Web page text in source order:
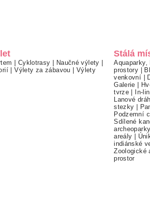
| Cyklotrasy | Naučné výlety |
|Výlety za zábavou | Výlety
Stálá
Aquaparky,
prostory |
venkovní |
Galerie |
tvrze | In-
Lanové
stezky |
Podzemní
Sdílené
areály |
indiánské
Zoologické
prostor